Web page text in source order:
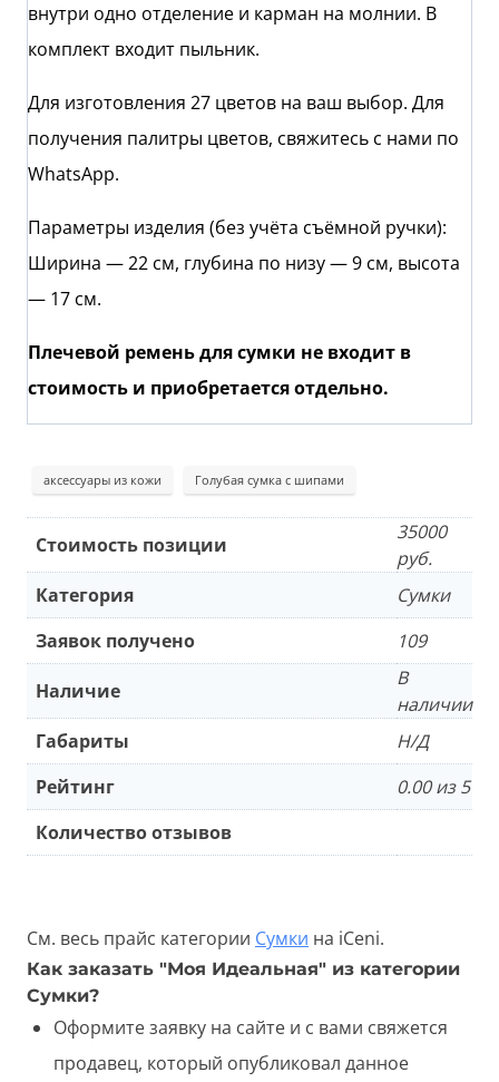
внутри одно отделение и карман на молнии. В
комплект входит пыльник.
Для изготовления 27 цветов на ваш выбор. Для
получения палитры цветов, свяжитесь с нами по
WhatsApp.
Параметры изделия (без учёта съёмной ручки):
Ширина — 22 см, глубина по низу — 9 см, высота
— 17 см.
Плечевой ремень для сумки не входит в
стоимость и приобретается отдельно.
аксессуары из кожи Голубая сумка с шипами
Стоимость позиции
35000
руб.
Категория
Сумки
Заявок получено
109
Наличие
В
наличии
Габариты
Н/Д
Рейтинг
0.00 из 5
Количество отзывов
См. весь прайс категории Сумки на iCeni.
Как заказать "Моя Идеальная" из категории
Сумки?
Оформите заявку на сайте и с вами свяжется
продавец, который опубликовал данное